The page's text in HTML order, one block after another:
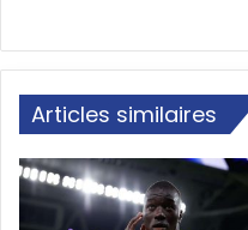
Articles similaires